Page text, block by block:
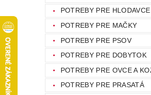
POTREBY PRE HLODAVCE
POTREBY PRE MAČKY
POTREBY PRE PSOV
POTREBY PRE DOBYTOK
POTREBY PRE OVCE A
POTREBY PRE PRASATÁ